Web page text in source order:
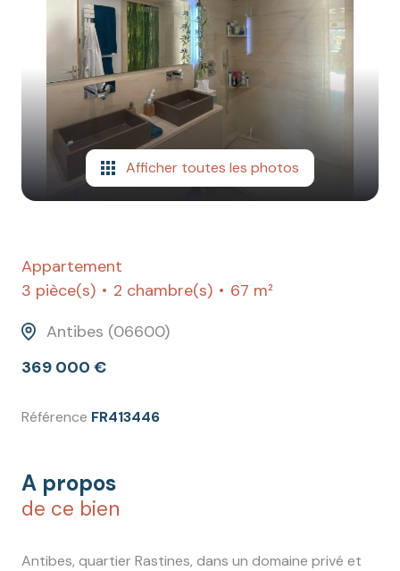
Afficher toutes les photos
Appartement
3 pièce(s)
2 chambre(s)
67 m²
Antibes (06600)
369 000 €
Référence FR413446
A propos
de ce bien
Antibes, quartier Rastines, dans un domaine privé et